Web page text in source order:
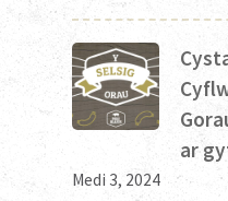
ar
Medi 3, 2024